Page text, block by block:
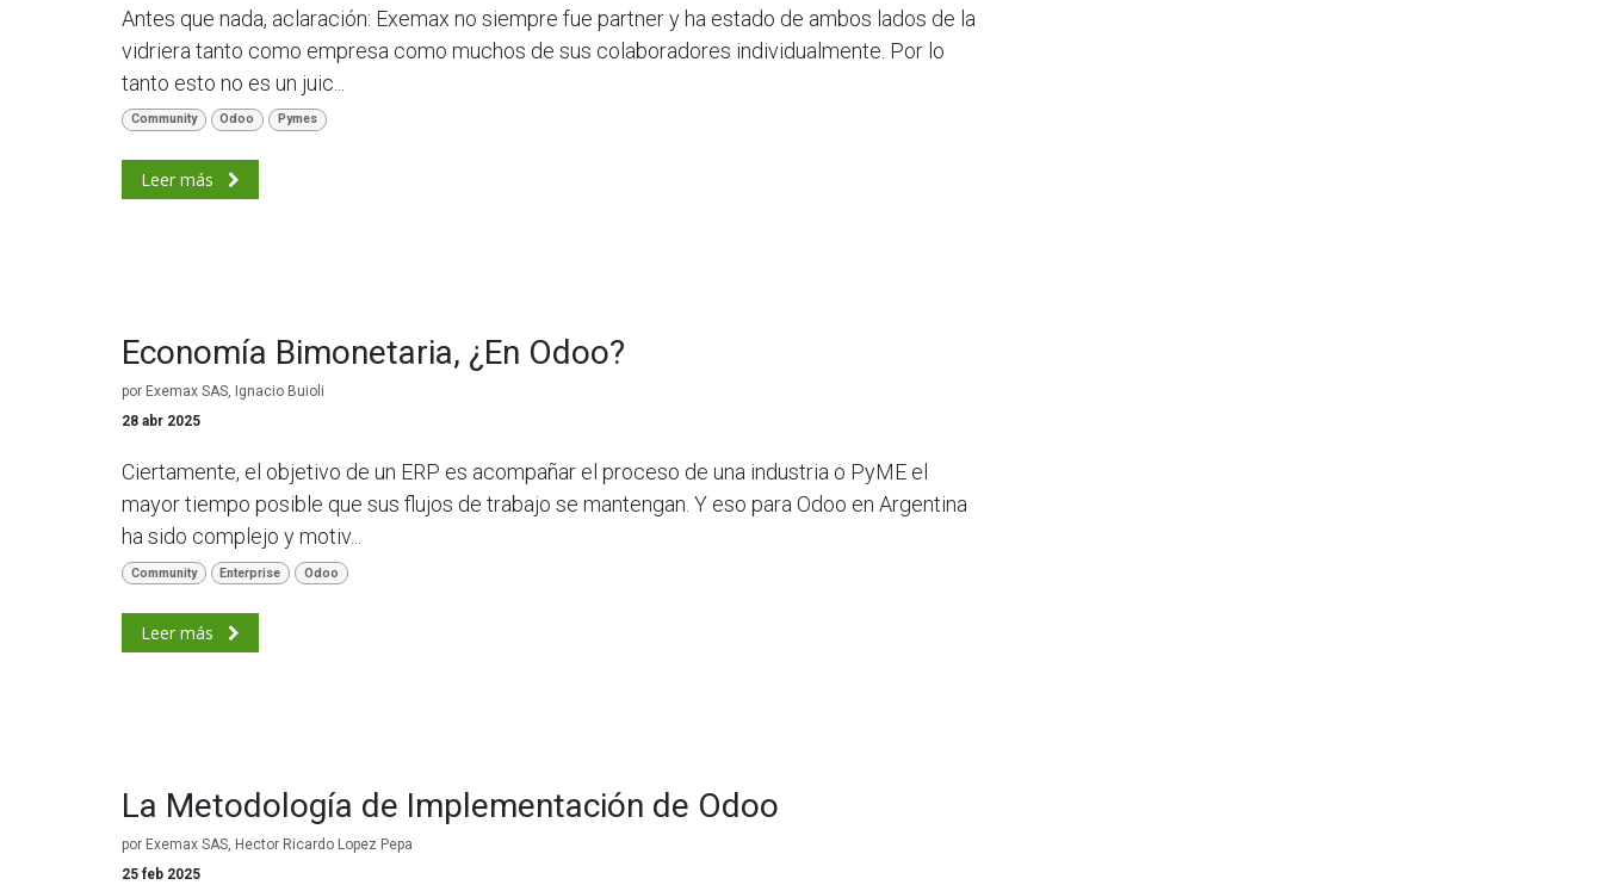
Antes que nada, aclaración: Exemax no siempre fue partner y ha estado de ambos lados de la
vidriera tanto como empresa como muchos de sus colaboradores individualmente. Por lo
tanto esto no es un juic...
Community Odoo Pymes
Leer más
Economía Bimonetaria, ¿En Odoo?
por Exemax SAS, Ignacio Buioli
28 abr 2025
Ciertamente, el objetivo de un ERP es acompañar el proceso de una industria o PyME el
mayor tiempo posible que sus flujos de trabajo se mantengan. Y eso para Odoo en Argentina
ha sido complejo y motiv...
Community Enterprise Odoo
Leer más
La Metodología de Implementación de Odoo
por Exemax SAS, Hector Ricardo Lopez Pepa
25 feb 2025